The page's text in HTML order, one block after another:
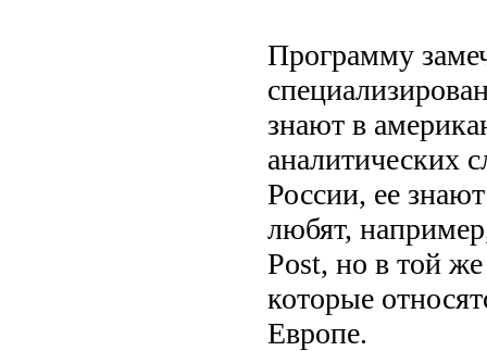
Программу
знают в
аналитических
России, ее
любят,
Post, но в той
которые
Европе.